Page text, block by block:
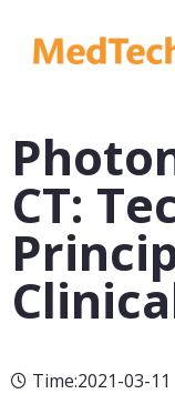
CT:
Time:2021-03-11